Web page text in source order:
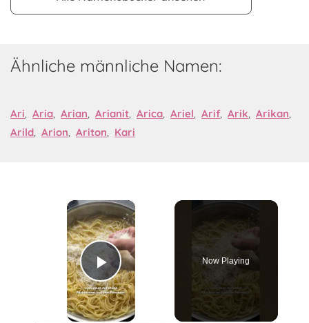
Ähnliche männliche Namen:
Ari, Aria, Arian, Arianit, Arica, Ariel, Arif, Arik, Arikan,
Arild, Arion, Ariton, Kari
×
Play Video
Now Playing